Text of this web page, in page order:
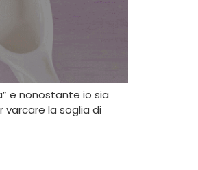
e nonostante io sia
varcare la soglia di